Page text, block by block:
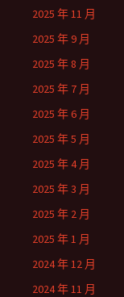
2025 年 11 月
2025 年 9 月
2025 年 8 月
2025 年 7 月
2025 年 6 月
2025 年 5 月
2025 年 4 月
2025 年 3 月
2025 年 2 月
2025 年 1 月
2024 年 12 月
2024 年 11 月